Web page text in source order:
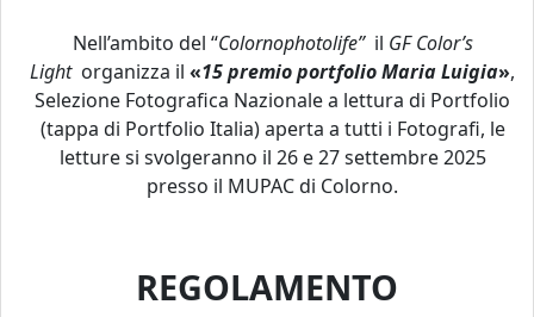
Nell’ambito del “Colornophotolife” il GF Color’s
Light organizza il«15 premio portfolio Maria Luigia»,
Selezione Fotografica Nazionale a lettura di Portfolio
(tappa di Portfolio Italia) aperta a tutti i Fotografi, le
letture si svolgeranno il 26 e 27 settembre 2025
presso il MUPAC di Colorno.
REGOLAMENTO